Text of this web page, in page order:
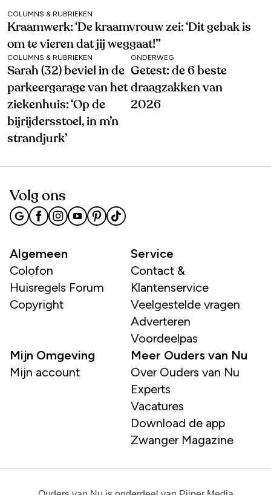
COLUMNS & RUBRIEKEN
Kraamwerk: ‘De kraamvrouw zei: ‘Dit gebak is
om te vieren dat jij weggaat!’’
COLUMNS & RUBRIEKEN
Sarah (32) beviel in de
parkeergarage van het
ziekenhuis: ‘Op de
bijrijdersstoel, in m’n
strandjurk’
ONDERWEG
Getest: de 6 beste
draagzakken van
2026
Volg ons
Algemeen
Colofon
Huisregels Forum
Copyright
Service
Contact &
Klantenservice
Veelgestelde vragen
Adverteren
Voordeelpas
Mijn Omgeving
Mijn account
Meer Ouders van Nu
Over Ouders van Nu
Experts
Vacatures
Download de app
Zwanger Magazine